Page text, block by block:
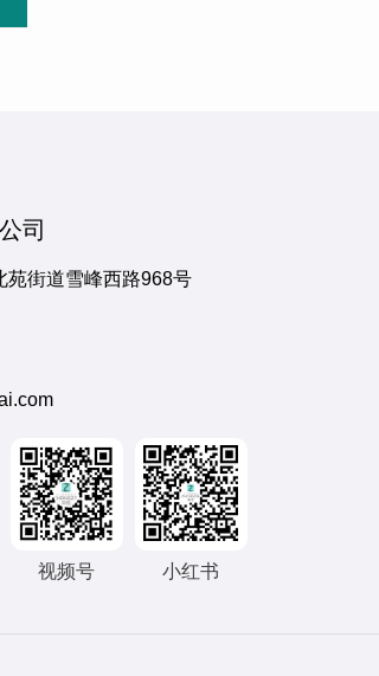
司
苑街道雪峰西路968号
视频号 小红书